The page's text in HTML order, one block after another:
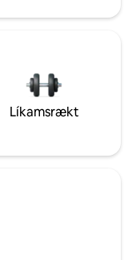
Líkamsrækt